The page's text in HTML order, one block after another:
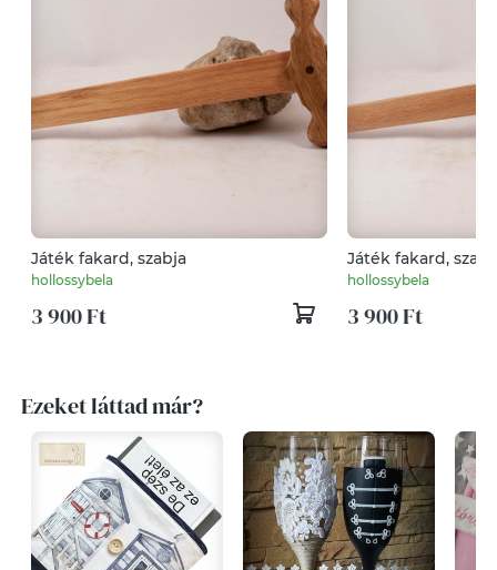
Játék fakard, szabja
hollossybela
3 900 Ft
Játék fakard,
hollossybela
3 900 Ft
Ezeket láttad már?